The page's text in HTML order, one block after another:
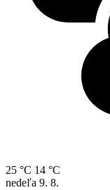
25 °C 14 °C
nedeľa 9. 8.